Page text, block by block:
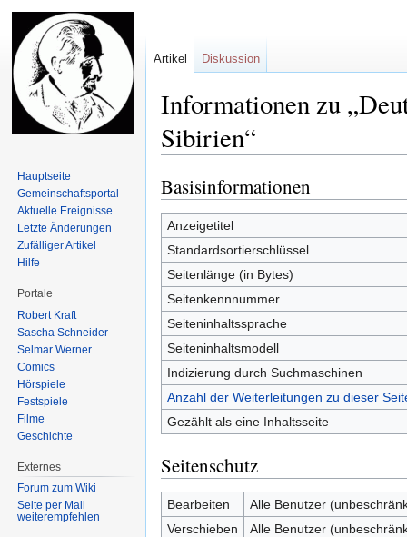
Informationen zu
Sibirien“
Zur
Navigation
springen
Zur
Suche
springen
Basisinformationen
Anzeigetitel
Standardsortierschlüssel
Seitenlänge (in Bytes)
Seitenkennnummer
Seiteninhaltssprache
Seiteninhaltsmodell
Indizierung durch Suchmaschinen
Anzahl der Weiterleitungen zu dieser
Gezählt als eine Inhaltsseite
Seitenschutz
Bearbeiten
Alle Benutzer
Verschieben
Alle Benutzer
Artikel Diskussion
Hauptseite
Gemeinschafts­portal
Aktuelle Ereignisse
Letzte Änderungen
Zufälliger Artikel
Hilfe
Portale
Robert Kraft
Sascha Schneider
Selmar Werner
Comics
Hörspiele
Festspiele
Filme
Geschichte
Externes
Forum zum Wiki
Seite per Mail
weiterempfehlen